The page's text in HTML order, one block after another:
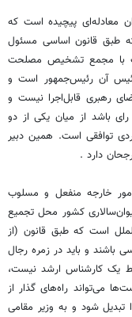
معادله‌ای پیچیده است که
که طبق قانون اساسی مسئول
با مجمع تشخیص مصلحت
آن رئیس‌جمهور است و
رهبری قابل‌اجرا نیست و
باشد از میان یکی از دو
توافقی است. همین دبیر
دارد .
خارجه منفعل و مسلوب
کشور محل تجمیع
است که طبق قانون (از
باشند و باید در زمره رجال
یک کارشناس ارشد نیست،
می‌تواند راه‌های گذار از
تبدیل شود و به وزیر مقامی